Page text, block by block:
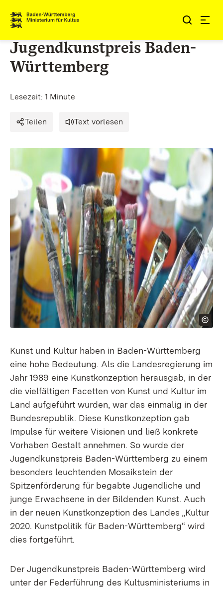
Zum Inhalt springen
Link zur Startseite
Jugendkunstpreis Baden-
Württemberg
Lesezeit: 1 Minute
Teilen Text vorlesen
Kunst und Kultur haben in Baden-Württemberg
eine hohe Bedeutung. Als die Landesregierung im
Jahr 1989 eine Kunstkonzeption herausgab, in der
die vielfältigen Facetten von Kunst und Kultur im
Land aufgeführt wurden, war das einmalig in der
Bundesrepublik. Diese Kunstkonzeption gab
Impulse für weitere Visionen und ließ konkrete
Vorhaben Gestalt annehmen. So wurde der
Jugendkunstpreis Baden-Württemberg zu einem
besonders leuchtenden Mosaikstein der
Spitzenförderung für begabte Jugendliche und
junge Erwachsene in der Bildenden Kunst. Auch
in der neuen Kunstkonzeption des Landes „Kultur
2020. Kunstpolitik für Baden-Württemberg“ wird
dies fortgeführt.
Der Jugendkunstpreis Baden-Württemberg wird
unter der Federführung des Kultusministeriums in